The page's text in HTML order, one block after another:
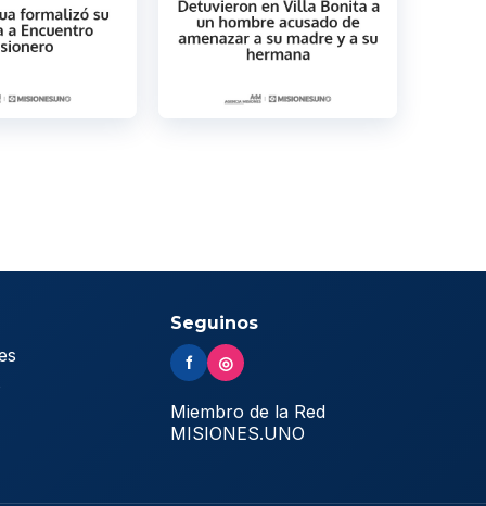
Seguinos
f ◎
Miembro de la Red
MISIONES.UNO